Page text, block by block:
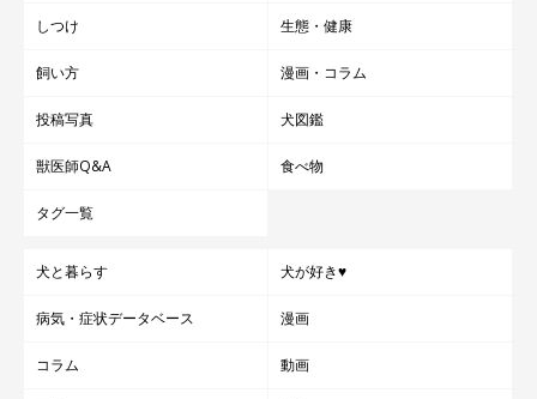
しつけ 生態・健康
飼い方 漫画・コラム
投稿写真 犬図鑑
獣医師Q&A 食べ物
タグ一覧
犬と暮らす 犬が好き♥
病気・症状データベース 漫画
コラム 動画